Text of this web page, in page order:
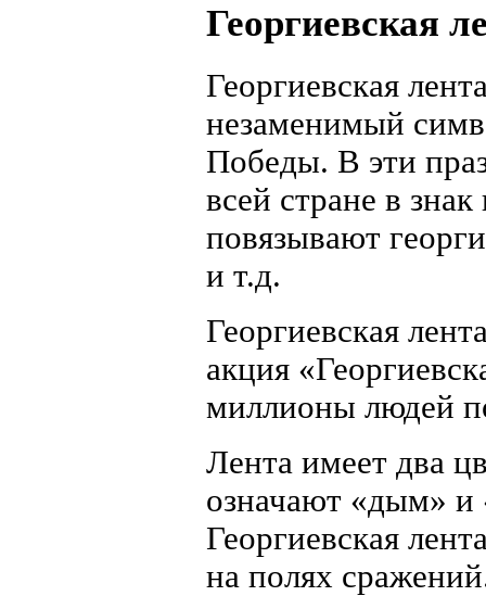
Георгиевская
Георгиевская
незаменимый
Победы. В эти
всей стране в
повязывают
и т.д.
Георгиевская
акция
миллионы людей
Лента имеет два
означают «дым» и
Георгиевская
на полях